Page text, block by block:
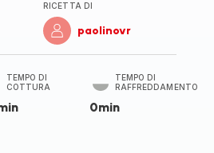
RICETTA DI
paolinovr
TEMPO DI
COTTURA
TEMPO DI
RAFFREDDAMENTO
0min